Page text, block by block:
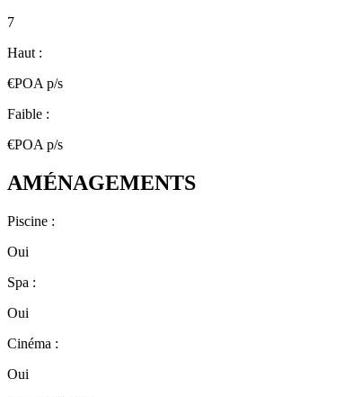
7
Haut :
€POA p/s
Faible :
€POA p/s
AMÉNAGEMENTS
Piscine :
Oui
Spa :
Oui
Cinéma :
Oui